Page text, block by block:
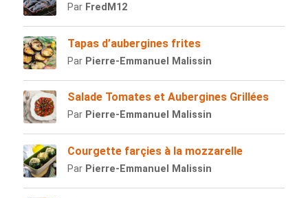
Par FredM12
Tapas d’aubergines frites
Par Pierre-Emmanuel Malissin
Salade Tomates et Aubergines Grillées
Par Pierre-Emmanuel Malissin
Courgette farçies à la mozzarelle
Par Pierre-Emmanuel Malissin